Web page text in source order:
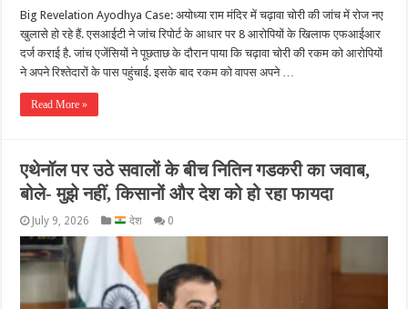
Big Revelation Ayodhya Case: अयोध्या राम मंदिर में चढ़ावा चोरी की जांच में रोज नए
खुलासे हो रहे हैं. एसआईटी ने जांच रिपोर्ट के आधार पर 8 आरोपियों के खिलाफ एफआईआर
दर्ज कराई है. जांच एजेंसियों ने पूछताछ के दौरान पाया कि चढ़ावा चोरी की रकम को आरोपियों
ने अपने रिश्तेदारों के पास पहुंचाई. इसके बाद रकम को वापस अपने …
Read More »
एथेनॉल पर उठे सवालों के बीच नितिन गडकरी का जवाब,
बोले- मुझे नहीं, किसानों और देश को हो रहा फायदा
July 9, 2026 देश 0